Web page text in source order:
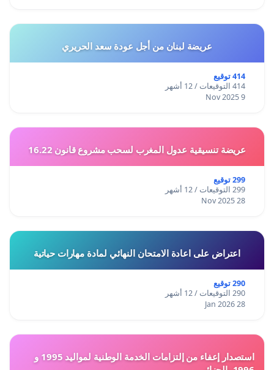
عريضة لبنان من أجل عودة سعد الحريري
414 توقيع
414 التوقيعات / 12 أشهر
9 Nov 2025
عريضة تنسيقية عدول المغرب لسحب مشروع قانون 16.22
299 توقيع
299 التوقيعات / 12 أشهر
28 Nov 2025
اعتراض على اعادة الامتحان النهائي لمادة مهارات حياتية
290 توقيع
290 التوقيعات / 12 أشهر
28 Jan 2026
استصدار إعفاء من إلتزامات الخدمة الوطنية لمواليد 1995 و